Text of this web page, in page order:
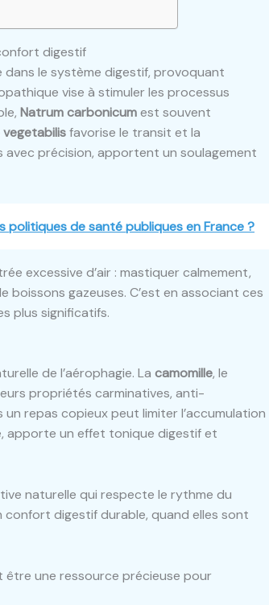
digestif
dans le système digestif, provoquant
vise à stimuler les processus
Natrum carbonicumest souvent
favorise le transit et la
précision, apportent un soulagement
de santé publiques en France ?
excessive d’air : mastiquer calmement,
gazeuses. C’est en associant ces
plus significatifs.
de l’aérophagie. La camomille, le
propriétés carminatives, anti-
repas copieux peut limiter l’accumulation
apporte un effet tonique digestif et
naturelle qui respecte le rythme du
confort digestif durable, quand elles sont
être une ressource précieuse pour